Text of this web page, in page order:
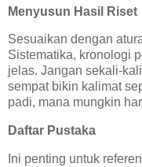
Menyusun Hasil Riset
Sesuaikan dengan
Sistematika, kronologi
jelas. Jangan sekali-
sempat bikin kalimat
padi, mana mungkin
Daftar Pustaka
Ini penting untuk